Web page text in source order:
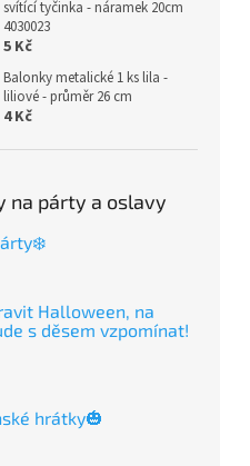
svítící tyčinka - náramek 20cm
4030023
5 Kč
Balonky metalické 1 ks lila -
liliové - průměr 26 cm
4 Kč
na párty a oslavy
Halloween, na
s děsem vzpomínat!
hrátky🎃